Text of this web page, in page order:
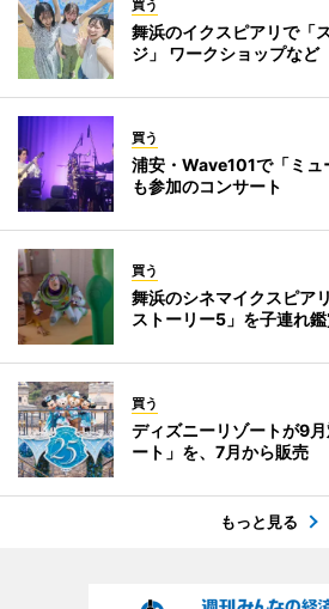
買う
舞浜のイクスピアリで「
ジ」 ワークショップなど
買う
浦安・Wave101で「ミュ
も参加のコンサート
買う
舞浜のシネマイクスピア
ストーリー5」を子連れ
買う
ディズニーリゾートが9
ート」を、7月から販売
もっと見る